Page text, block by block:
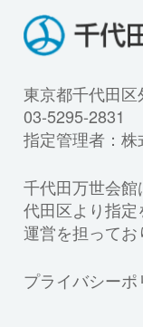
東京都千代田
03-5295-2831
指定管理者：
千代田万世会
代田区より指定
運営を担ってお
プライバシーポ